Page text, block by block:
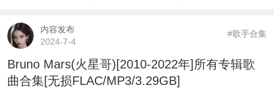
内容发布
2024-7-4
#歌手合集
Bruno Mars(火星哥)[2010-2022年]所有专辑歌
曲合集[无损FLAC/MP3/3.29GB]